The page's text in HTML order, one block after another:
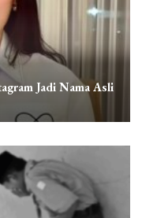
Jadi Nama Asli